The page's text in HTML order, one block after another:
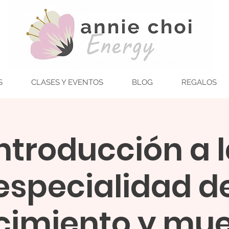
CLASES Y EVENTOS BLOG REGALOS
a